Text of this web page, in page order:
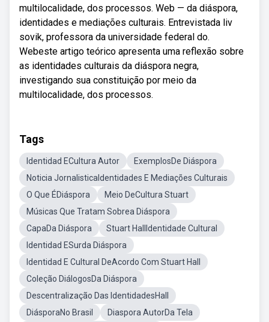
multilocalidade, dos processos. Web — da diáspora,
identidades e mediações culturais. Entrevistada liv
sovik, professora da universidade federal do.
Webeste artigo teórico apresenta uma reflexão sobre
as identidades culturais da diáspora negra,
investigando sua constituição por meio da
multilocalidade, dos processos.
Tags
Identidad ECultura Autor
ExemplosDe Diáspora
Noticia JornalisticaIdentidades E Mediações Culturais
O Que ÉDiáspora
Meio DeCultura Stuart
Músicas Que Tratam Sobrea Diáspora
CapaDa Diáspora
Stuart HallIdentidade Cultural
Identidad ESurda Diáspora
Identidad E Cultural DeAcordo Com Stuart Hall
Coleção DiálogosDa Diáspora
Descentralização Das IdentidadesHall
DiásporaNo Brasil
Diaspora AutorDa Tela